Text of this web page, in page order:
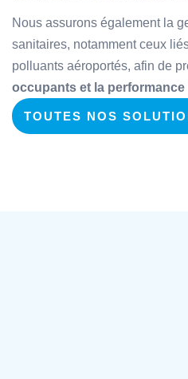
Nous assurons également la
sanitaires, notamment ceux
polluants aéroportés, afin de
occupants et la
TOUTES NOS